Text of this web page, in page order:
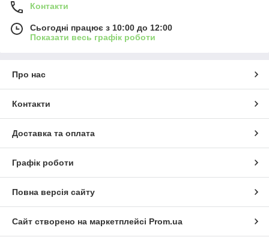
Контакти
Сьогодні працює з 10:00 до 12:00
Показати весь графік роботи
Про нас
Контакти
Доставка та оплата
Графік роботи
Повна версія сайту
Сайт створено на маркетплейсі Prom.ua